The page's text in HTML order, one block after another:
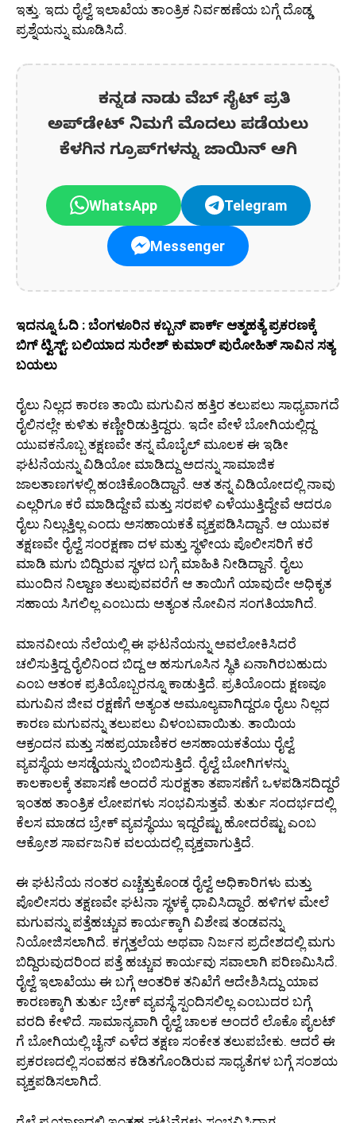
ಇತ್ತು. ಇದು ರೈಲ್ವೆ ಇಲಾಖೆಯ ತಾಂತ್ರಿಕ ನಿರ್ವಹಣೆಯ ಬಗ್ಗೆ ದೊಡ್ಡ
ಪ್ರಶ್ನೆಯನ್ನು ಮೂಡಿಸಿದೆ.
ಕನ್ನಡ ನಾಡು ವೆಬ್ ಸೈಟ್ ಪ್ರತಿ
ಅಪ್‌ಡೇಟ್‌ ನಿಮಗೆ ಮೊದಲು ಪಡೆಯಲು
ಕೆಳಗಿನ ಗ್ರೂಪ್‌ಗಳನ್ನು ಜಾಯಿನ್ ಆಗಿ
WhatsApp Telegram
Messenger
ಇದನ್ನೂ ಓದಿ : ಬೆಂಗಳೂರಿನ ಕಬ್ಬನ್ ಪಾರ್ಕ್ ಆತ್ಮಹತ್ಯೆ ಪ್ರಕರಣಕ್ಕೆ
ಬಿಗ್ ಟ್ವಿಸ್ಟ್: ಬಲಿಯಾದ ಸುರೇಶ್ ಕುಮಾರ್ ಪುರೋಹಿತ್ ಸಾವಿನ ಸತ್ಯ
ಬಯಲು
ರೈಲು ನಿಲ್ಲದ ಕಾರಣ ತಾಯಿ ಮಗುವಿನ ಹತ್ತಿರ ತಲುಪಲು ಸಾಧ್ಯವಾಗದೆ
ರೈಲಿನಲ್ಲೇ ಕುಳಿತು ಕಣ್ಣೀರಿಡುತ್ತಿದ್ದರು. ಇದೇ ವೇಳೆ ಬೋಗಿಯಲ್ಲಿದ್ದ
ಯುವಕನೊಬ್ಬ ತಕ್ಷಣವೇ ತನ್ನ ಮೊಬೈಲ್ ಮೂಲಕ ಈ ಇಡೀ
ಘಟನೆಯನ್ನು ವಿಡಿಯೋ ಮಾಡಿದ್ದು ಅದನ್ನು ಸಾಮಾಜಿಕ
ಜಾಲತಾಣಗಳಲ್ಲಿ ಹಂಚಿಕೊಂಡಿದ್ದಾನೆ. ಆತ ತನ್ನ ವಿಡಿಯೋದಲ್ಲಿ ನಾವು
ಎಲ್ಲರಿಗೂ ಕರೆ ಮಾಡಿದ್ದೇವೆ ಮತ್ತು ಸರಪಳಿ ಎಳೆಯುತ್ತಿದ್ದೇವೆ ಆದರೂ
ರೈಲು ನಿಲ್ಲುತ್ತಿಲ್ಲ ಎಂದು ಅಸಹಾಯಕತೆ ವ್ಯಕ್ತಪಡಿಸಿದ್ದಾನೆ. ಆ ಯುವಕ
ತಕ್ಷಣವೇ ರೈಲ್ವೆ ಸಂರಕ್ಷಣಾ ದಳ ಮತ್ತು ಸ್ಥಳೀಯ ಪೊಲೀಸರಿಗೆ ಕರೆ
ಮಾಡಿ ಮಗು ಬಿದ್ದಿರುವ ಸ್ಥಳದ ಬಗ್ಗೆ ಮಾಹಿತಿ ನೀಡಿದ್ದಾನೆ. ರೈಲು
ಮುಂದಿನ ನಿಲ್ದಾಣ ತಲುಪುವವರೆಗೆ ಆ ತಾಯಿಗೆ ಯಾವುದೇ ಅಧಿಕೃತ
ಸಹಾಯ ಸಿಗಲಿಲ್ಲ ಎಂಬುದು ಅತ್ಯಂತ ನೋವಿನ ಸಂಗತಿಯಾಗಿದೆ.
ಮಾನವೀಯ ನೆಲೆಯಲ್ಲಿ ಈ ಘಟನೆಯನ್ನು ಅವಲೋಕಿಸಿದರೆ
ಚಲಿಸುತ್ತಿದ್ದ ರೈಲಿನಿಂದ ಬಿದ್ದ ಆ ಹಸುಗೂಸಿನ ಸ್ಥಿತಿ ಏನಾಗಿರಬಹುದು
ಎಂಬ ಆತಂಕ ಪ್ರತಿಯೊಬ್ಬರನ್ನೂ ಕಾಡುತ್ತಿದೆ. ಪ್ರತಿಯೊಂದು ಕ್ಷಣವೂ
ಮಗುವಿನ ಜೀವ ರಕ್ಷಣೆಗೆ ಅತ್ಯಂತ ಅಮೂಲ್ಯವಾಗಿದ್ದರೂ ರೈಲು ನಿಲ್ಲದ
ಕಾರಣ ಮಗುವನ್ನು ತಲುಪಲು ವಿಳಂಬವಾಯಿತು. ತಾಯಿಯ
ಆಕ್ರಂದನ ಮತ್ತು ಸಹಪ್ರಯಾಣಿಕರ ಅಸಹಾಯಕತೆಯು ರೈಲ್ವೆ
ವ್ಯವಸ್ಥೆಯ ಅಸಡ್ಡೆಯನ್ನು ಬಿಂಬಿಸುತ್ತಿದೆ. ರೈಲ್ವೆ ಬೋಗಿಗಳನ್ನು
ಕಾಲಕಾಲಕ್ಕೆ ತಪಾಸಣೆ ಅಂದರೆ ಸುರಕ್ಷತಾ ತಪಾಸಣೆಗೆ ಒಳಪಡಿಸದಿದ್ದರೆ
ಇಂತಹ ತಾಂತ್ರಿಕ ಲೋಪಗಳು ಸಂಭವಿಸುತ್ತವೆ. ತುರ್ತು ಸಂದರ್ಭದಲ್ಲಿ
ಕೆಲಸ ಮಾಡದ ಬ್ರೇಕ್ ವ್ಯವಸ್ಥೆಯು ಇದ್ದರೆಷ್ಟು ಹೋದರೆಷ್ಟು ಎಂಬ
ಆಕ್ರೋಶ ಸಾರ್ವಜನಿಕ ವಲಯದಲ್ಲಿ ವ್ಯಕ್ತವಾಗುತ್ತಿದೆ.
ಈ ಘಟನೆಯ ನಂತರ ಎಚ್ಚೆತ್ತುಕೊಂಡ ರೈಲ್ವೆ ಅಧಿಕಾರಿಗಳು ಮತ್ತು
ಪೊಲೀಸರು ತಕ್ಷಣವೇ ಘಟನಾ ಸ್ಥಳಕ್ಕೆ ಧಾವಿಸಿದ್ದಾರೆ. ಹಳಿಗಳ ಮೇಲೆ
ಮಗುವನ್ನು ಪತ್ತೆಹಚ್ಚುವ ಕಾರ್ಯಕ್ಕಾಗಿ ವಿಶೇಷ ತಂಡವನ್ನು
ನಿಯೋಜಿಸಲಾಗಿದೆ. ಕಗ್ಗತ್ತಲೆಯ ಅಥವಾ ನಿರ್ಜನ ಪ್ರದೇಶದಲ್ಲಿ ಮಗು
ಬಿದ್ದಿರುವುದರಿಂದ ಪತ್ತೆ ಹಚ್ಚುವ ಕಾರ್ಯವು ಸವಾಲಾಗಿ ಪರಿಣಮಿಸಿದೆ.
ರೈಲ್ವೆ ಇಲಾಖೆಯು ಈ ಬಗ್ಗೆ ಆಂತರಿಕ ತನಿಖೆಗೆ ಆದೇಶಿಸಿದ್ದು ಯಾವ
ಕಾರಣಕ್ಕಾಗಿ ತುರ್ತು ಬ್ರೇಕ್ ವ್ಯವಸ್ಥೆ ಸ್ಪಂದಿಸಲಿಲ್ಲ ಎಂಬುದರ ಬಗ್ಗೆ
ವರದಿ ಕೇಳಿದೆ. ಸಾಮಾನ್ಯವಾಗಿ ರೈಲ್ವೆ ಚಾಲಕ ಅಂದರೆ ಲೊಕೊ ಪೈಲಟ್
ಗೆ ಬೋಗಿಯಲ್ಲಿ ಚೈನ್ ಎಳೆದ ತಕ್ಷಣ ಸಂಕೇತ ತಲುಪಬೇಕು. ಆದರೆ ಈ
ಪ್ರಕರಣದಲ್ಲಿ ಸಂವಹನ ಕಡಿತಗೊಂಡಿರುವ ಸಾಧ್ಯತೆಗಳ ಬಗ್ಗೆ ಸಂಶಯ
ವ್ಯಕ್ತಪಡಿಸಲಾಗಿದೆ.